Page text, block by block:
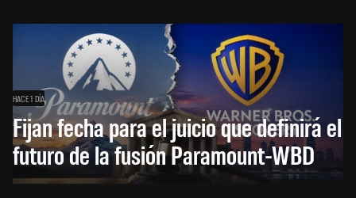
HACE 1 DÍA
Fijan fecha para el juicio que definirá el
futuro de la fusión Paramount-WBD